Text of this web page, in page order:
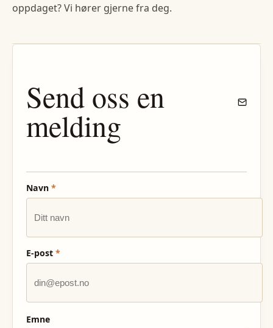
oppdaget? Vi hører gjerne fra deg.
Send oss en
melding
Navn *
E-post *
Emne